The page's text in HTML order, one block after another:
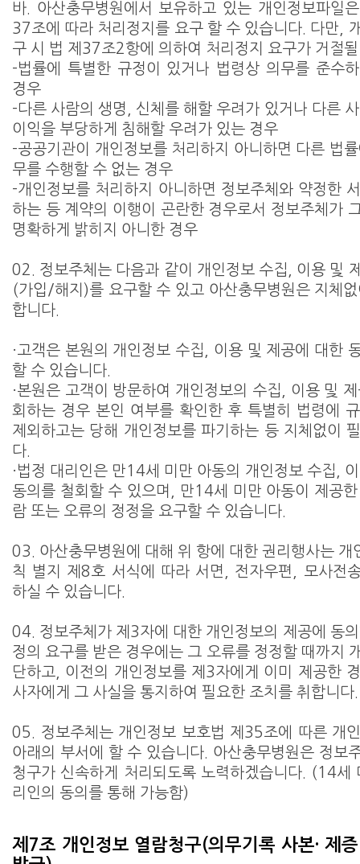
바. 아산충무병원에서 보유하고 있는 개인정보파일
37조에 따라 처리정지를 요구 할 수 있습니다. 다만,
구 시 법 제37조2항에 의하여 처리정지 요구가 거절
-법률에 특별한 규정이 있거나 법령상 의무를 준수
경우
-다른 사람의 생명, 신체를 해할 우려가 있거나 다른
이익을 부당하게 침해할 우려가 있는 경우
-공공기관이 개인정보를 처리하지 아니하면 다른 법
무를 수행할 수 없는 경우
-개인정보를 처리하지 아니하면 정보주체와 약정한
하는 등 계약의 이행이 곤란한 경우로서 정보주체가
명확하게 밝히지 아니한 경우
02. 정보주체는 다음과 같이 개인정보 수집, 이용 및
(가입/해지)를 요구할 수 있고 아산충무병원은 지체
합니다.
·고객은 본원의 개인정보 수집, 이용 및 제공에 대한
할 수 있습니다.
·본원은 고객이 방문하여 개인정보의 수집, 이용 및
회하는 경우 본인 여부를 확인한 후 특별히 법령에
제외하고는 당해 개인정보를 파기하는 등 지체없이
다.
·법정 대리인은 만14세 미만 아동의 개인정보 수집,
동의를 철회할 수 있으며, 만14세 미만 아동이 제공
람 또는 오류의 정정을 요구할 수 있습니다.
03. 아산충무병원에 대해 위 항에 대한 권리행사는 개
칙 별지 제8호 서식에 따라 서면, 전자우편, 모사전
하실 수 있습니다.
04. 정보주체가 제3자에 대한 개인정보의 제공에 동
정의 요구를 받은 경우에는 그 오류를 정정할 때까지
단하고, 이전의 개인정보를 제3자에게 이미 제공한
사자에게 그 사실을 통지하여 필요한 조치를 취합니다.
05. 정보주체는 개인정보 보호법 제35조에 따른 개
아래의 부서에 할 수 있습니다. 아산충무병원은 정보
청구가 신속하게 처리되도록 노력하겠습니다. (14세
리인의 동의를 통해 가능함)
제7조 개인정보 열람청구(의무기록 사본· 제